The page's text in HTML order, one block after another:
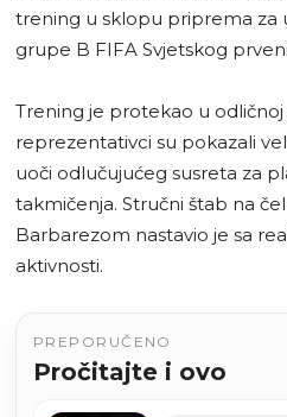
trening u sklopu priprema za
grupe B FIFA Svjetskog
Trening je protekao u odličnoj
reprezentativci su pokazali
uoči odlučujućeg susreta za
takmičenja. Stručni štab na
Barbarezom nastavio je sa
aktivnosti.
PREPORUČENO
Pročitajte i ovo